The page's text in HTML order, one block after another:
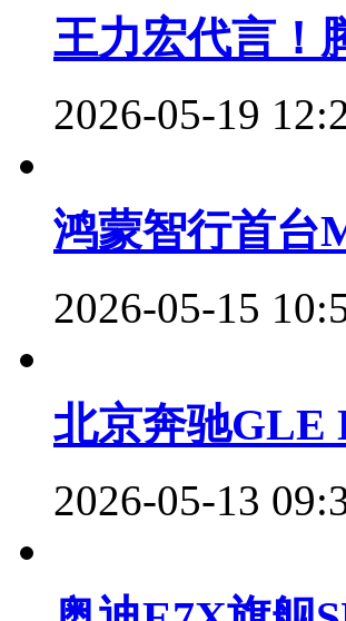
王力宏代言！
2026-05-19
鸿蒙智行首台
2026-05-15
北京奔驰GLE
2026-05-13